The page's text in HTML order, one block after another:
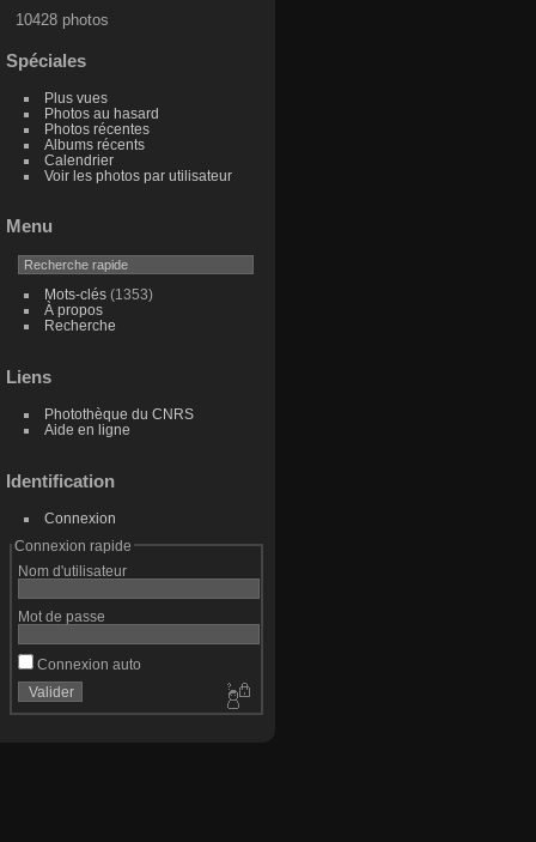
10428 photos
Spéciales
Plus vues
Photos au hasard
Photos récentes
Albums récents
Calendrier
Voir les photos par utilisateur
Menu
Mots-clés(1353)
À propos
Recherche
Liens
Photothèque du CNRS
Aide en ligne
Identification
Connexion
Connexion rapide
Nom d'utilisateur
Mot de passe
Connexion auto